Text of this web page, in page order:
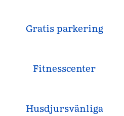
Gratis parkering
Fitnesscenter
Husdjursvänliga